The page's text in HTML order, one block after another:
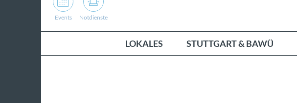
Events Notdienste
LOKALES STUTTGART & BAWÜ